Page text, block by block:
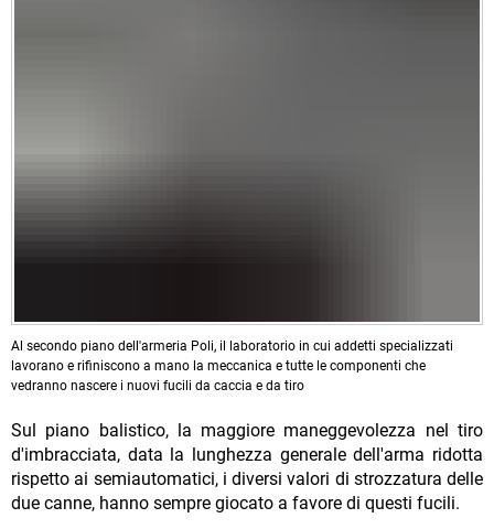
Al secondo piano dell'armeria Poli, il laboratorio in cui addetti specializzati
lavorano e rifiniscono a mano la meccanica e tutte le componenti che
vedranno nascere i nuovi fucili da caccia e da tiro
Sul piano balistico, la maggiore maneggevolezza nel tiro
d'imbracciata, data la lunghezza generale dell'arma ridotta
rispetto ai semiautomatici, i diversi valori di strozzatura delle
due canne, hanno sempre giocato a favore di questi fucili.